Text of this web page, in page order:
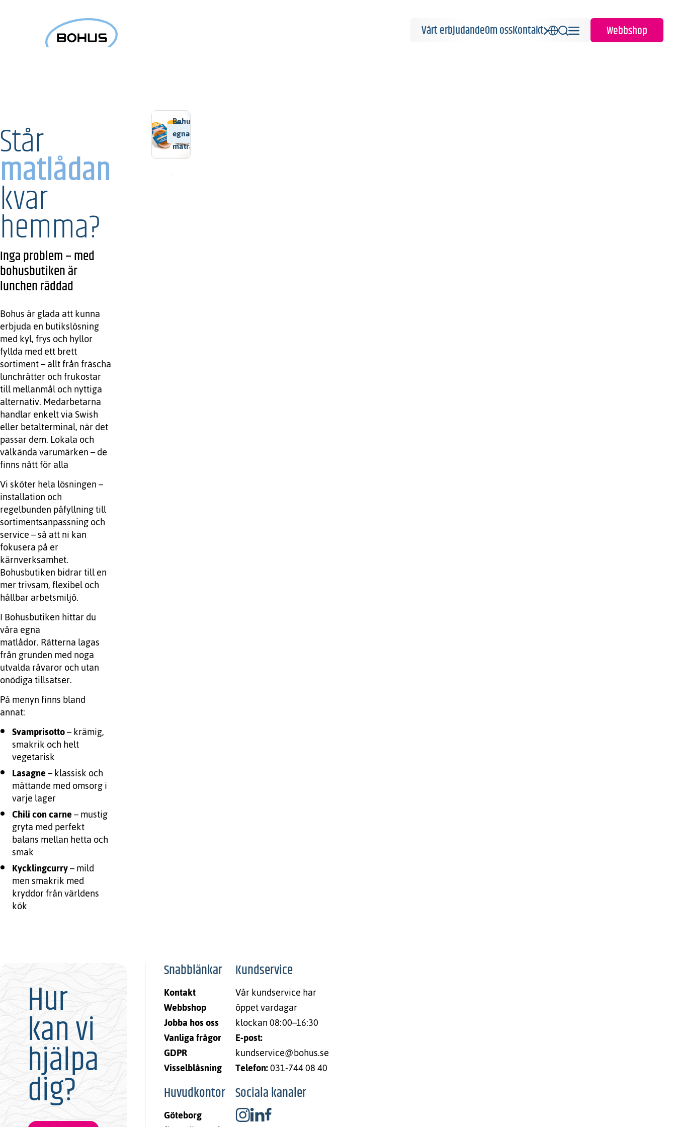
Vårt erbjudandeOm ossKontakt Webbshop
Står
matlådan
kvar
hemma?
Inga problem – med
bohusbutiken är
lunchen räddad
Bohus är glada att kunna
erbjuda en butikslösning
med kyl, frys och hyllor
fyllda med ett brett
sortiment – allt från fräscha
lunchrätter och frukostar
till mellanmål och nyttiga
alternativ. Medarbetarna
handlar enkelt via Swish
eller betalterminal, när det
passar dem. Lokala och
välkända varumärken – de
finns nått för alla
Vi sköter hela lösningen –
installation och
regelbunden påfyllning till
sortimentsanpassning och
service – så att ni kan
fokusera på er
kärnverksamhet.
Bohusbutiken bidrar till en
mer trivsam, flexibel och
hållbar arbetsmiljö.
I Bohusbutiken hittar du
våra egna
matlådor. Rätterna lagas
från grunden med noga
utvalda råvaror och utan
onödiga tillsatser.
På menyn finns bland
annat:
Svamprisotto– krämig,
smakrik och helt
vegetarisk
Lasagne– klassisk och
mättande med omsorg i
varje lager
Chili con carne– mustig
gryta med perfekt
balans mellan hetta och
smak
Kycklingcurry– mild
men smakrik med
kryddor från världens
kök
Bohus
egna
maträtter
Hur
kan vi
hjälpa
dig?
Snabblänkar
Kontakt
Webbshop
Jobba hos oss
Vanliga frågor
GDPR
Visselblåsning
Kundservice
Vår kundservice har
öppet vardagar
klockan 08:00–16:30
E-post:
kundservice@bohus.se
Telefon:031-744 08 40
Huvudkontor
Göteborg
Sociala kanaler